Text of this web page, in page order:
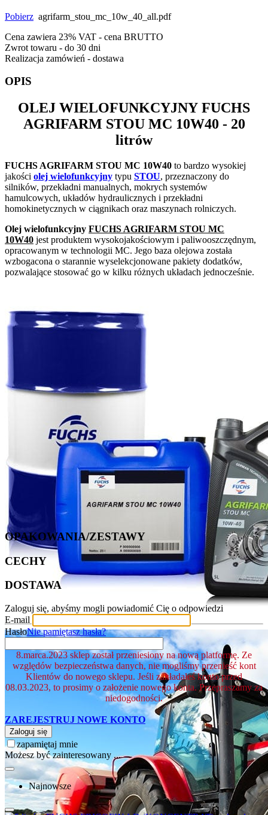
Pobierz agrifarm_stou_mc_10w_40_all.pdf
Cena zawiera 23% VAT - cena BRUTTO
Zwrot towaru - do 30 dni
Realizacja zamówień - dostawa
OPIS
OLEJ WIELOFUNKCYJNY FUCHS
AGRIFARM STOU MC 10W40 - 20
litrów
FUCHS AGRIFARM STOU MC 10W40 to bardzo wysokiej
jakości olej wielofunkcyjny typu STOU, przeznaczony do
silników, przekładni manualnych, mokrych systemów
hamulcowych, układów hydraulicznych i przekładni
homokinetycznych w ciągnikach oraz maszynach rolniczych.
Olej wielofunkcyjny FUCHS AGRIFARM STOU MC
10W40 jest produktem wysokojakościowym i paliwooszczędnym,
opracowanym w technologii MC. Jego baza olejowa została
wzbogacona o starannie wyselekcjonowane pakiety dodatków,
pozwalające stosować go w kilku różnych układach jednocześnie.
OPAKOWANIA/ZESTAWY
CECHY
DOSTAWA
Zaloguj się, abyśmy mogli powiadomić Cię o odpowiedzi
E-mail
HasłoNie pamiętasz hasła?
8.marca.2023 sklep został przeniesiony na nową platformę. Ze
względów bezpieczeństwa danych, nie mogliśmy przenieść kont
Klientów do nowego sklepu. Jeśli zakładałeś konto przed
08.03.2023, to prosimy o założenie nowego konta. Przepraszamy za
niedogodności.
ZAREJESTRUJ NOWE KONTO
Zaloguj się
zapamiętaj mnie
Możesz być zainteresowany ...
Najnowsze